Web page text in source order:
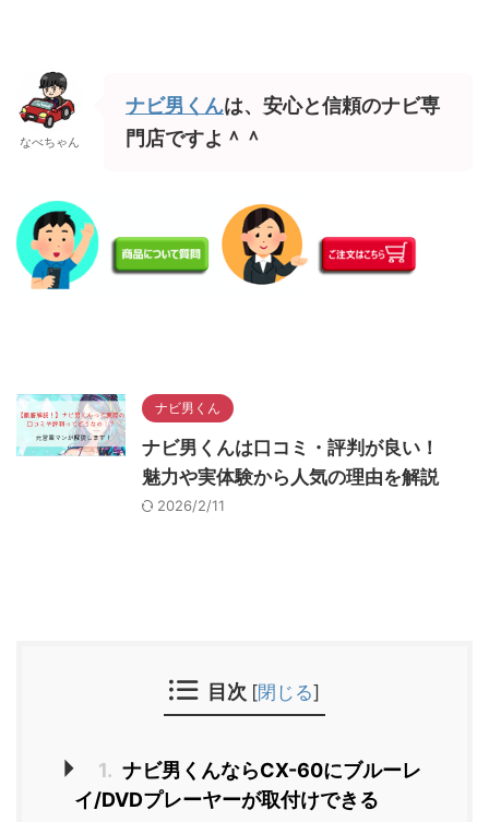
なべちゃん
ナビ男くんは、安心と信頼のナビ専
門店ですよ＾＾
ナビ男くん
ナビ男くんは口コミ・評判が良い！
魅力や実体験から人気の理由を解説
2026/2/11
目次 [閉じる]
1. ナビ男くんならCX-60にブルーレ
イ/DVDプレーヤーが取付けできる